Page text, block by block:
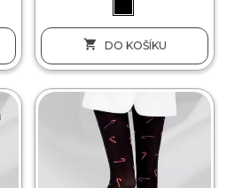
 DO KOŠÍKU